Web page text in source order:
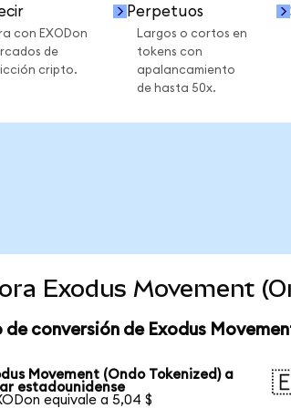
con EXODon
de
cripto.
Perpetuos
Largos o cortos en
tokens con
apalancamiento
de hasta 50x.
Exodus Movement
de conversión de Exodus
Movement (Ondo Tokenized) a
estadounidense
equivale a 5,04 $